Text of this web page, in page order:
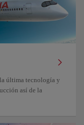
última tecnología y
así de la